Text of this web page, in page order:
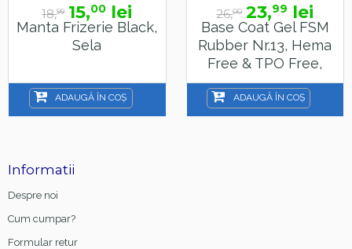
18,99 15,00 lei
Manta Frizerie Black,
Sela
ADAUGĂ ÎN COȘ
26,00 23,99 lei
Base Coat Gel FSM
Rubber Nr.13, Hema
Free & TPO Free,
15ml
ADAUGĂ ÎN COȘ
Informatii
Despre noi
Cum cumpar?
Formular retur